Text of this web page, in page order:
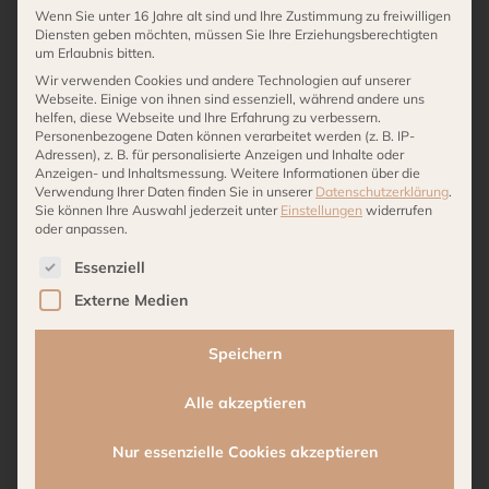
Schalen unterscheidet, ist ihr außergewöhnlich
naturverbundener Look, der an der Oberfläche
ungleichmäßige, organische Strukturen aufweist. Es
scheint wie in Holz geschnitzt, ihre Grundform ist
bewusst unregelmäßig. Der Look erinnert
unweigerlich an den verwegenen Charme der
afrikanischen Wildnis. Solche wunderschönen
Tablets und Gefäße finden sich auch gerne in den
wieder. Tatsächlich bestehen die aufwendig von
Hand bearbeiteten Schalen aus Aluminium, das in
einem nicht minder aufwendigen Verfahren
anschließend pulverbeschichtet wurde. Ihr
mattschwarzes Finish bildet einen herrlichen
Denkbar ist aber auch der Einsatz zur Ablage von
Wenn Sie unter 16 Jahre alt sind und Ihre Zustimmung zu freiwilligen
Diensten geben möchten, müssen Sie Ihre Erziehungsberechtigten
um Erlaubnis bitten.
Wir verwenden Cookies und andere Technologien auf unserer
Webseite. Einige von ihnen sind essenziell, während andere uns
helfen, diese Webseite und Ihre Erfahrung zu verbessern.
Personenbezogene Daten können verarbeitet werden (z. B. IP-
Adressen), z. B. für personalisierte Anzeigen und Inhalte oder
Anzeigen- und Inhaltsmessung. Weitere Informationen über die
Verwendung Ihrer Daten finden Sie in unserer Datenschutzerklärung.
Sie können Ihre Auswahl jederzeit unter Einstellungen widerrufen
oder anpassen.
Es folgt eine Liste der Service-Gruppen, für die eine
Essenziell
Externe Medien
Speichern
Alle akzeptieren
Nur essenzielle Cookies akzeptieren